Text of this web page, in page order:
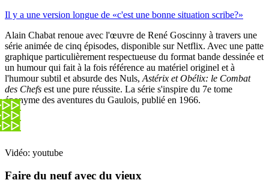
Il y a une version longue de «c'est une bonne situation scribe?»
Alain Chabat renoue avec l'œuvre de René Goscinny à travers une
série animée de cinq épisodes, disponible sur Netflix. Avec une patte
graphique particulièrement respectueuse du format bande dessinée et
un humour qui fait à la fois référence au matériel originel et à
l'humour subtil et absurde des Nuls, Astérix et Obélix: le Combat
des Chefs est une pure réussite. La série s'inspire du 7e tome
éponyme des aventures du Gaulois, publié en 1966.
Vidéo: youtube
Faire du neuf avec du vieux